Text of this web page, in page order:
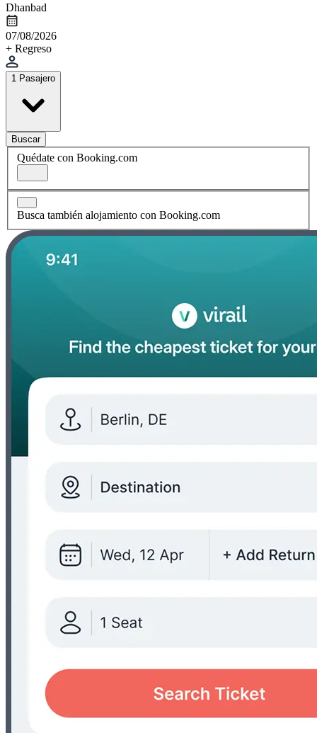
Dhanbad
07/08/2026
+ Regreso
1 Pasajero
Buscar
Quédate con Booking.com
Busca también alojamiento con Booking.com